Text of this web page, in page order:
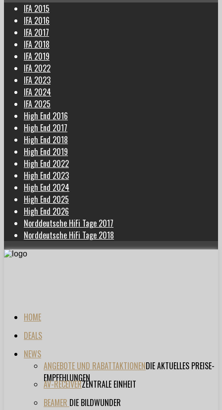
IFA 2015
IFA 2016
IFA 2017
IFA 2018
IFA 2019
IFA 2022
IFA 2023
IFA 2024
IFA 2025
High End 2016
High End 2017
High End 2018
High End 2019
High End 2022
High End 2023
High End 2024
High End 2025
High End 2026
Norddeutsche HiFi Tage 2017
Norddeutsche HiFi Tage 2018
HOME
DEALS
NEWS
ANGEBOTE UND RABATTAKTIONENDIE AKTUELLES PREISE-
EMPFEHLUNGEN
AV-RECEIVERZENTRALE EINHEIT
BEAMER DIE BILDWUNDER